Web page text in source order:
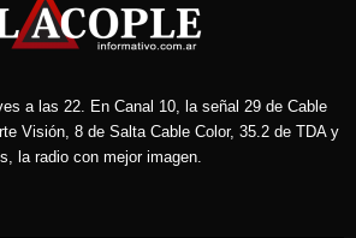
a las 22. En Canal 10, la señal 29 de Cable
Visión, 8 de Salta Cable Color, 35.2 de TDA y
la radio con mejor imagen.